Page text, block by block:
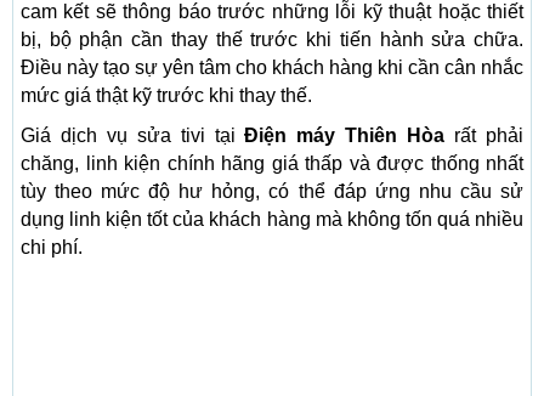
cam kết sẽ thông báo trước những lỗi kỹ thuật hoặc thiết
bị, bộ phận cần thay thế trước khi tiến hành sửa chữa.
Điều này tạo sự yên tâm cho khách hàng khi cần cân nhắc
mức giá thật kỹ trước khi thay thế.
Giá dịch vụ sửa tivi tạiĐiện máy Thiên Hòa rất phải
chăng, linh kiện chính hãng giá thấp và được thống nhất
tùy theo mức độ hư hỏng, có thể đáp ứng nhu cầu sử
dụng linh kiện tốt của khách hàng mà không tốn quá nhiều
chi phí.